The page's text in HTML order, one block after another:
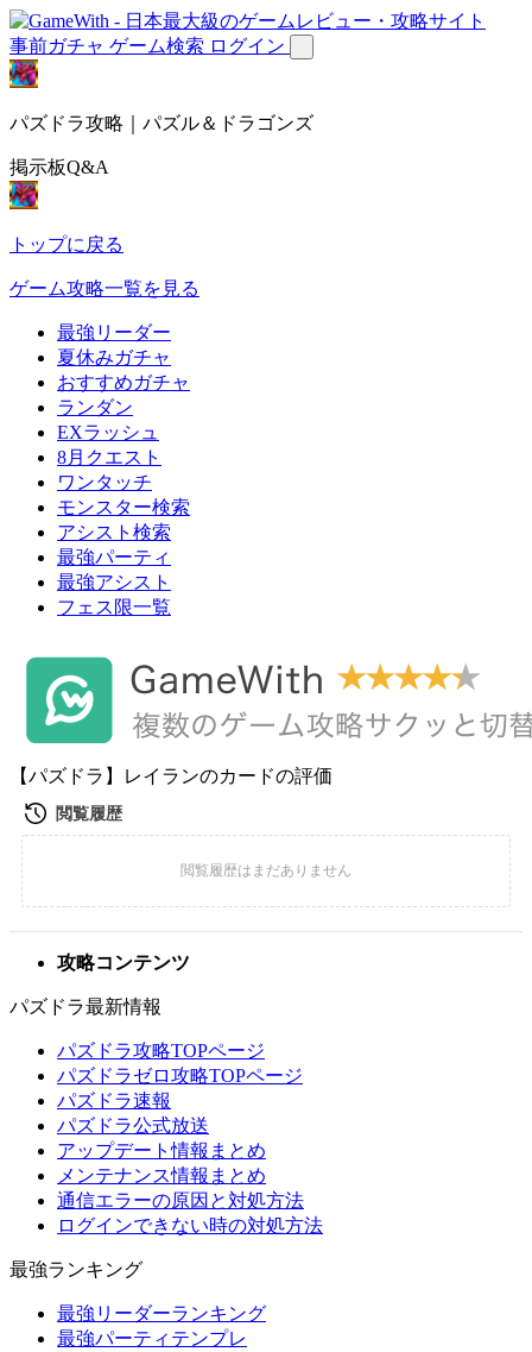
事前ガチャ ゲーム検索 ログイン
パズドラ攻略｜パズル＆ドラゴンズ
掲示板Q&A
トップに戻る
ゲーム攻略一覧を見る
最強リーダー
夏休みガチャ
おすすめガチャ
ランダン
EXラッシュ
8月クエスト
ワンタッチ
モンスター検索
アシスト検索
最強パーティ
最強アシスト
フェス限一覧
【パズドラ】レイランのカードの評価
攻略コンテンツ
パズドラ最新情報
パズドラ攻略TOPページ
パズドラゼロ攻略TOPページ
パズドラ速報
パズドラ公式放送
アップデート情報まとめ
メンテナンス情報まとめ
通信エラーの原因と対処方法
ログインできない時の対処方法
最強ランキング
最強リーダーランキング
最強パーティテンプレ